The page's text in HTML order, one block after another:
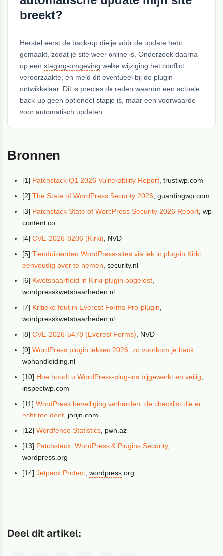
breekt?
Herstel eerst de back-up die je vóór de update hebt
gemaakt, zodat je site weer online is. Onderzoek daarna
op eenstaging-omgeving welke wijziging het conflict
veroorzaakte, en meld dit eventueel bij de plugin-
ontwikkelaar. Dit is precies de reden waarom een actuele
back-up geen optioneel stapje is, maar een voorwaarde
voor automatisch updaten.
Bronnen
[1] Patchstack Q1 2026 Vulnerability Report , trustiwp.com
[2]The State of WordPress Security 2026 , guardingwp.com
[3] Patchstack State of WordPress Security 2026 Report , wp-
content.co
[4]CVE-2026-8206 (Kirki) , NVD
[5]Tienduizenden WordPress-sites via lek in plug-in Kirki
eenvoudig over te nemen , security.nl
[6] Kwetsbaarheid in Kirki-plugin opgelost
wordpresskwetsbaarheden.nl
[7] Kritieke fout in Everest Forms Pro-plugin
wordpresskwetsbaarheden.nl
[8]CVE-2026-5478 (Everest Forms) , NVD
[9]WordPress plugin lekken 2026: zo voorkom je hack
wphandleiding.nl
[10] Hoe houdt u WordPress-plug-ins bijgewerkt en veilig
inspectwp.com
[11]WordPress beveiliging verharden: de checklist die er
echt toe doet , jorijn.com
[12]Wordfence Statistics , pwn.az
[13] Patchstack, WordPress & Plugins Security,
wordpress.org
[14]Jetpack Protect ,wordpress .org
Deel dit artikel: